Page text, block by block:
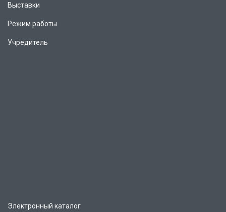
Выставки
Режим работы
Учредитель
Электронный каталог